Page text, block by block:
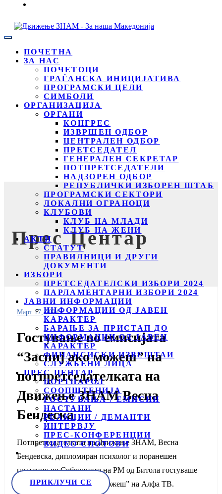
ПОЧЕТНА
ЗА НАС
ПОЧЕТОЦИ
ГРАЃАНСКА ИНИЦИЈАТИВА
ПРОГРАМСКИ ЦЕЛИ
СИМБОЛИ
ОРГАНИЗАЦИЈА
ОРГАНИ
КОНГРЕС
ИЗВРШЕН ОДБОР
ЦЕНТРАЛЕН ОДБОР
ПРЕТСЕДАТЕЛ
ГЕНЕРАЛЕН СЕКРЕТАР
ПОТПРЕТСЕДАТЕЛИ
НАДЗОРЕН ОДБОР
РЕПУБЛИЧКИ ИЗБОРЕН ШТАБ
ПРОГРАМСКИ СЕКТОРИ
ЛОКАЛНИ ОГРАНОЦИ
КЛУБОВИ
КЛУБ НА МЛАДИ
КЛУБ НА ЖЕНИ
АКТИ
СТАТУТ
ПРАВИЛНИЦИ И ДРУГИ
ДОКУМЕНТИ
ИЗБОРИ
ПРЕТСЕДАТЕЛСКИ ИЗБОРИ 2024
ПАРЛАМЕНТАРНИ ИЗБОРИ 2024
ЈАВНИ ИНФОРМАЦИИ
ИНФОРМАЦИИ ОД ЈАВЕН
КАРАКТЕР
БАРАЊЕ ЗА ПРИСТАП ДО
ИНФОРМАЦИИ ОД ЈАВЕН
КАРАКТЕР
ФИНАНСИСКИ ИЗВЕШТАИ
СЛУЖБЕНИ ЛИЦА
ПРЕС ЦЕНТАР
ПОРТПАРОЛ
СООПШТЕНИЈА
ГОСТУВАЊА / ЕМИСИИ
НАСТАНИ
РЕАКЦИИ / ДЕМАНТИ
ИНТЕРВЈУ
ПРЕС-КОНФЕРЕНЦИИ
ВИДЕО СПОТОВИ
ПРИКЛУЧИ СЕ
Прес Центар
Март 17, 2024
Гостување во емисијата
“Заспиј ако можеш” на
потпретседателката на
Движење ЗНАМ Весна
Бендеска
Потпретседателката на Движење ЗНАМ, Весна
Бендевска, дипломиран психолог и поранешен
пратеник во Собранието на РМ од Битола гостуваше
во емисијата “Заспиј ако можеш” на Алфа ТВ.